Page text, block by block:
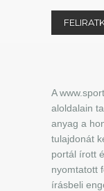
A
aloldalain
anyag a
tulajdonát
portál írott
nyomtatott
írásbeli